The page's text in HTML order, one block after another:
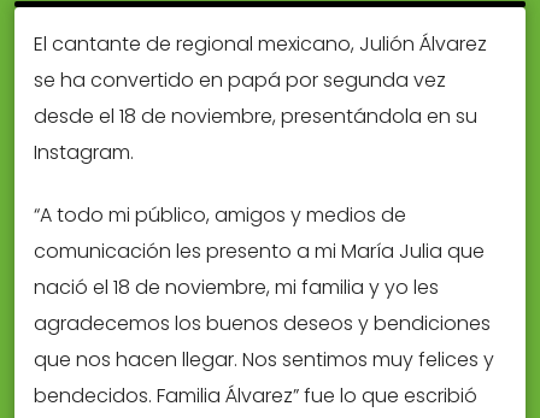
El cantante de regional mexicano, Julión Álvarez
se ha convertido en papá por segunda vez
desde el 18 de noviembre, presentándola en su
Instagram.
“A todo mi público, amigos y medios de
comunicación les presento a mi María Julia que
nació el 18 de noviembre, mi familia y yo les
agradecemos los buenos deseos y bendiciones
que nos hacen llegar. Nos sentimos muy felices y
bendecidos. Familia Álvarez” fue lo que escribió